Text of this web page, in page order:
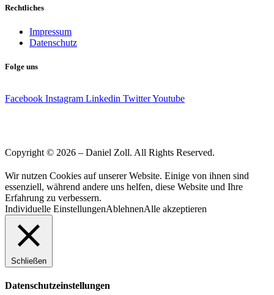
Rechtliches
Impressum
Datenschutz
Folge uns
Facebook Instagram Linkedin TwitterYoutube
Copyright © 2026 – Daniel Zoll. All Rights Reserved.
Wir nutzen Cookies auf unserer Website. Einige von ihnen sind
essenziell, während andere uns helfen, diese Website und Ihre
Erfahrung zu verbessern.
Individuelle EinstellungenAblehnenAlle akzeptieren
Schließen
Datenschutzeinstellungen